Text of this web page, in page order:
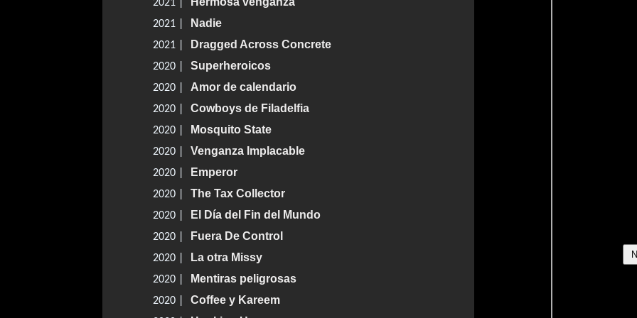
2021 |
2021 | Nadie
2021 | Dragged Across Concrete
2020 | Superheroicos
2020 | Amor de calendario
2020 | Cowboys de Filadelfia
2020 | Mosquito State
2020 | Venganza Implacable
2020 | Emperor
2020 | The Tax Collector
2020 | El Día del Fin del Mundo
2020 | Fuera De Control
2020 | La otra Missy
2020 | Mentiras peligrosas
2020 | Coffee y Kareem